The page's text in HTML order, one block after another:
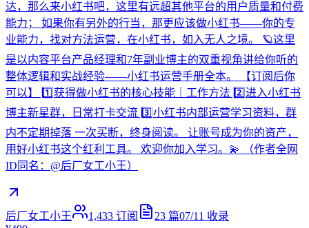
达，那么来小红书吧，这里有远超其他平台的用户质量和付费
能力； 如果你有另外的行当，那更应该做小红书——你的专
业能力，找对方法运营，在小红书，如入无人之境。 🪐这里
是以内容平台产品经理和7年副业博主的双重视角讲给你听的
整体逻辑和实战经验——小红书运营手册全本。 【订阅后你
可以】 1️⃣获得做小红书的核心技能｜工作方法 2️⃣进入小红书
博主新星群，日常打卡交流 3️⃣小红书内部运营学习资料，群
内不定期掉落 一次买断，终身阅读。 让账号成为你的资产，
用好小红书这个红利工具。 欢迎你加入学习。💫 （作者全网
ID同名：@后厂女工小王）
后厂女工小王 1,433 订阅 23 篇07/11 收录